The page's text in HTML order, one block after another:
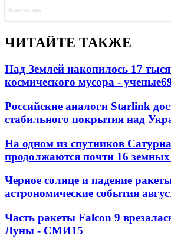
ЧИТАЙТЕ ТАКЖЕ
Над Землей накопилось 17
космического мусора - ученые
Российские аналоги Starlink
стабильного покрытия над
На одном из спутников
продолжаются почти 16
Черное солнце и падение
астрономические события
Часть ракеты Falcon 9
Луны - СМИ15